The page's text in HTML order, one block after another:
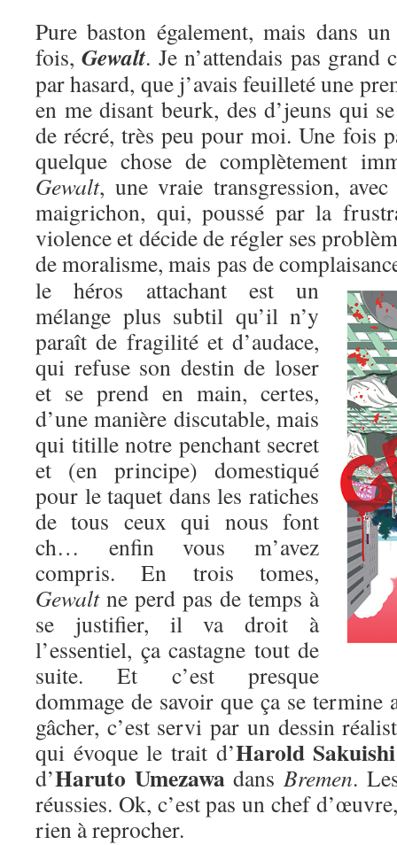
Pure baston également, mais dans
fois,Gewalt. Je n’attendais pas grand
par hasard, que j’avais feuilleté une
en me disant beurk, des d’jeuns qui
de récré, très peu pour moi. Une fois
quelque chose de complètement
Gewalt, une vraie transgression,
maigrichon, qui, poussé par la
violence et décide de régler ses
de moralisme, mais pas de
le héros attachant est un
mélange plus subtil qu’il n’y
paraît de fragilité et d’audace,
qui refuse son destin de loser
et se prend en main, certes,
d’une manière discutable, mais
qui titille notre penchant secret
et (en principe) domestiqué
pour le taquet dans les ratiches
de tous ceux qui nous font
ch… enfin vous m’avez
compris. En trois tomes,
Gewaltne perd pas de temps à
se justifier, il va droit à
l’essentiel, ça castagne tout de
suite. Et c’est presque
dommage de savoir que ça se
gâcher, c’est servi par un dessin
qui évoque le trait d’Harold Sakuishi
d’Haruto UmezawadansBremen.
réussies. Ok, c’est pas un chef
rien à reprocher.